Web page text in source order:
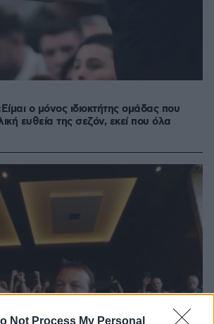
Not Process My Personal
ο μόνος ιδιοκτήτης ομάδας που
ευθεία της σεζόν, εκεί που όλα